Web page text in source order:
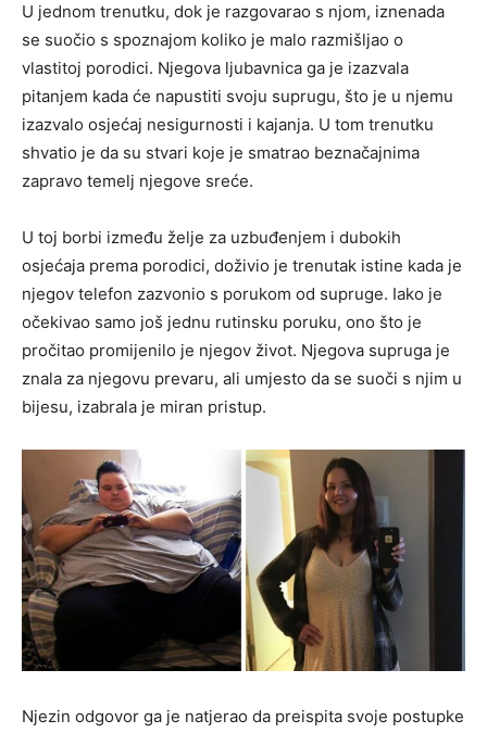
U jednom trenutku, dok je razgovarao s njom, iznenada
se suočio s spoznajom koliko je malo razmišljao o
vlastitoj porodici. Njegova ljubavnica ga je izazvala
pitanjem kada će napustiti svoju suprugu, što je u njemu
izazvalo osjećaj nesigurnosti i kajanja. U tom trenutku
shvatio je da su stvari koje je smatrao beznačajnima
zapravo temelj njegove sreće.
U toj borbi između želje za uzbuđenjem i dubokih
osjećaja prema porodici, doživio je trenutak istine kada je
njegov telefon zazvonio s porukom od supruge. Iako je
očekivao samo još jednu rutinsku poruku, ono što je
pročitao promijenilo je njegov život. Njegova supruga je
znala za njegovu prevaru, ali umjesto da se suoči s njim u
bijesu, izabrala je miran pristup.
Njezin odgovor ga je natjerao da preispita svoje postupke